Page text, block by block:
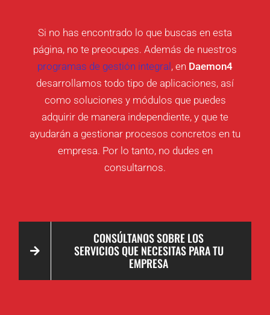
Si no has encontrado lo que buscas en esta
página, no te preocupes. Además de nuestros
programas de gestión integral, en Daemon4
desarrollamos todo tipo de aplicaciones, así
como soluciones y módulos que puedes
adquirir de manera independiente, y que te
ayudarán a gestionar procesos concretos en tu
empresa. Por lo tanto, no dudes en
consultarnos.
CONSÚLTANOS SOBRE LOS
SERVICIOS QUE NECESITAS PARA TU
EMPRESA